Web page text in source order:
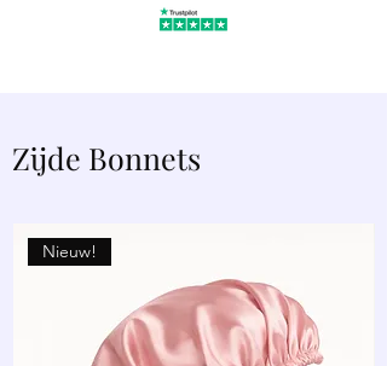
Zijde Bonnets
Nieuw!